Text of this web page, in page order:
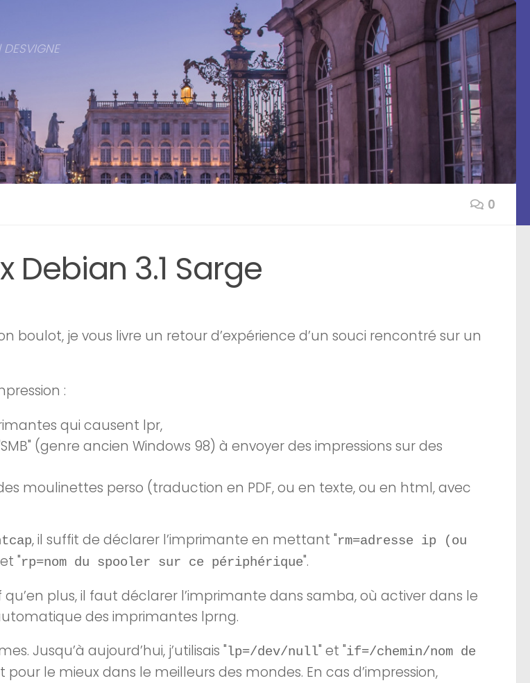
0
Debian 3.1 Sarge
je vous livre un retour d’expérience d’un souci rencontré sur un
:
qui causent lpr,
(genre ancien Windows 98) à envoyer des impressions sur des
moulinettes perso (traduction en PDF, ou en texte, ou en html, avec
, il suffit de déclarer l’imprimante en mettant "rm=adresse ip (ou
"rp=nom du spooler sur ce périphérique".
plus, il faut déclarer l’imprimante dans samba, où activer dans le
des imprimantes lprng.
Jusqu’à aujourd’hui, j’utilisais "lp=/dev/null" et "if=/chemin/nom de
pour le mieux dans le meilleurs des mondes. En cas d’impression,